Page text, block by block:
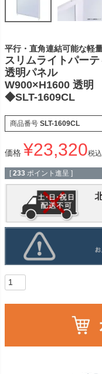
平行・直角連結可能な軽
スリムライトパー
透明パネル
W900×H1600 透明
◆SLT-1609CL
商品番号 SLT-1609CL
価格 ¥23,320税込
[ 233 ポイント進呈 ]